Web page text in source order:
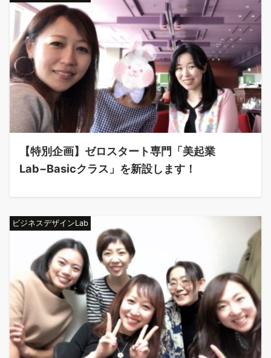
【特別企画】ゼロスタート専門「美起業
Lab−Basicクラス」を新設します！
ビジネスデザインLab